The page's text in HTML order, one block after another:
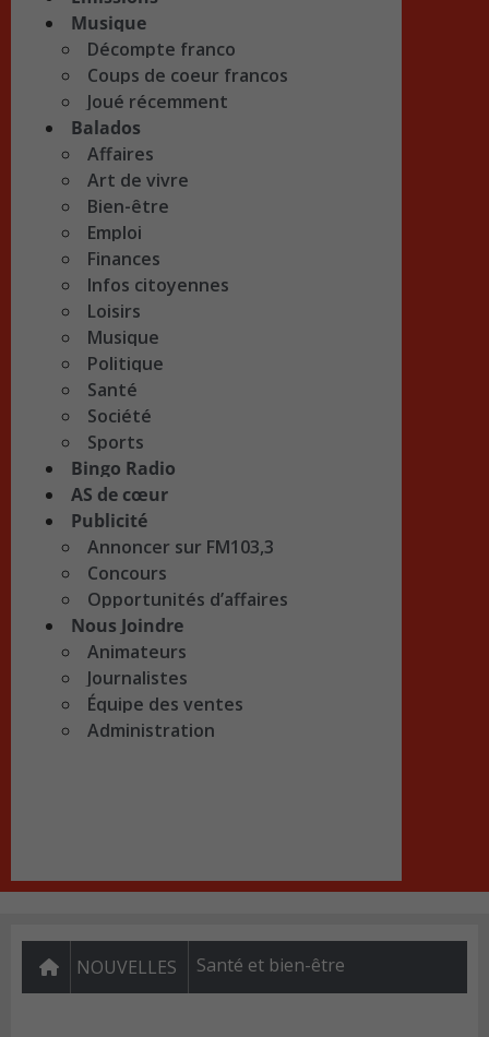
Musique
Décompte franco
Coups de coeur francos
Joué récemment
Balados
Affaires
Art de vivre
Bien-être
Emploi
Finances
Infos citoyennes
Loisirs
Musique
Politique
Santé
Société
Sports
Bingo Radio
AS de cœur
Publicité
Annoncer sur FM103,3
Concours
Opportunités d’affaires
Nous Joindre
Animateurs
Journalistes
Équipe des ventes
Administration
NOUVELLES Santé et bien-être